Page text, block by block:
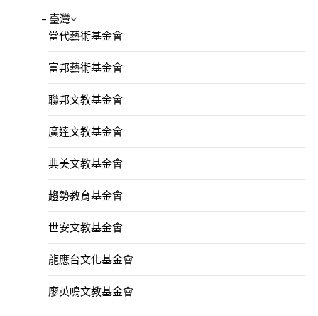
– 臺灣
當代藝術基金會
富邦藝術基金會
聯邦文教基金會
廣達文教基金會
典美文教基金會
趨勢教育基金會
世安文教基金會
龍應台文化基金會
廖英鳴文教基金會